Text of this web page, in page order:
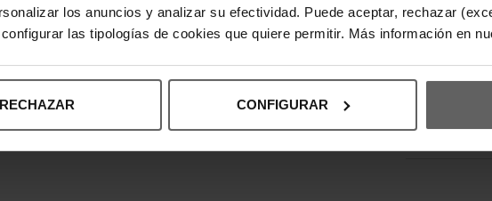
los anuncios y analizar su efectividad. Puede aceptar, rechazar
las tipologías de cookies que quiere permitir. Más información en
RECHAZAR CONFIGURAR
DETALLES